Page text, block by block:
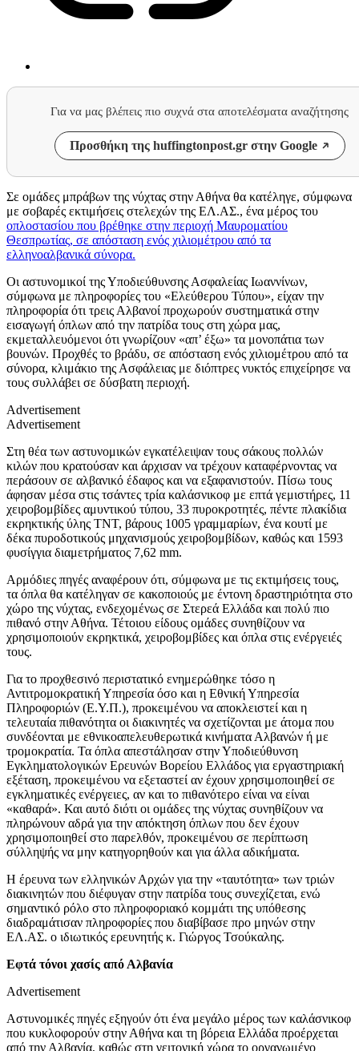
Για να μας βλέπεις πιο συχνά στα αποτελέσματα αναζήτησης
Προσθήκη της huffingtonpost.gr στην Google
Σε ομάδες μπράβων της νύχτας στην Αθήνα θα κατέληγε, σύμφωνα
με σοβαρές εκτιμήσεις στελεχών της ΕΛ.ΑΣ., ένα μέρος του
οπλοστασίου που βρέθηκε στην περιοχή Μαυροματίου
Θεσπρωτίας, σε απόσταση ενός χιλιομέτρου από τα
ελληνοαλβανικά σύνορα.
Οι αστυνομικοί της Υποδιεύθυνσης Ασφαλείας Ιωαννίνων,
σύμφωνα με πληροφορίες του «Ελεύθερου Τύπου», είχαν την
πληροφορία ότι τρεις Αλβανοί προχωρούν συστηματικά στην
εισαγωγή όπλων από την πατρίδα τους στη χώρα μας,
εκμεταλλευόμενοι ότι γνωρίζουν «απ’ έξω» τα μονοπάτια των
βουνών. Προχθές το βράδυ, σε απόσταση ενός χιλιομέτρου από τα
σύνορα, κλιμάκιο της Ασφάλειας με διόπτρες νυκτός επιχείρησε να
τους συλλάβει σε δύσβατη περιοχή.
Advertisement
Advertisement
Στη θέα των αστυνομικών εγκατέλειψαν τους σάκους πολλών
κιλών που κρατούσαν και άρχισαν να τρέχουν καταφέρνοντας να
περάσουν σε αλβανικό έδαφος και να εξαφανιστούν. Πίσω τους
άφησαν μέσα στις τσάντες τρία καλάσνικοφ με επτά γεμιστήρες, 11
χειροβομβίδες αμυντικού τύπου, 33 πυροκροτητές, πέντε πλακίδια
εκρηκτικής ύλης TNT, βάρους 1005 γραμμαρίων, ένα κουτί με
δέκα πυροδοτικούς μηχανισμούς χειροβομβίδων, καθώς και 1593
φυσίγγια διαμετρήματος 7,62 mm.
Αρμόδιες πηγές αναφέρουν ότι, σύμφωνα με τις εκτιμήσεις τους,
τα όπλα θα κατέληγαν σε κακοποιούς με έντονη δραστηριότητα στο
χώρο της νύχτας, ενδεχομένως σε Στερεά Ελλάδα και πολύ πιο
πιθανό στην Αθήνα. Τέτοιου είδους ομάδες συνηθίζουν να
χρησιμοποιούν εκρηκτικά, χειροβομβίδες και όπλα στις ενέργειές
τους.
Για το προχθεσινό περιστατικό ενημερώθηκε τόσο η
Αντιτρομοκρατική Υπηρεσία όσο και η Εθνική Υπηρεσία
Πληροφοριών (Ε.Υ.Π.), προκειμένου να αποκλειστεί και η
τελευταία πιθανότητα οι διακινητές να σχετίζονται με άτομα που
συνδέονται με εθνικοαπελευθερωτικά κινήματα Αλβανών ή με
τρομοκρατία. Τα όπλα απεστάλησαν στην Υποδιεύθυνση
Εγκληματολογικών Ερευνών Βορείου Ελλάδος για εργαστηριακή
εξέταση, προκειμένου να εξεταστεί αν έχουν χρησιμοποιηθεί σε
εγκληματικές ενέργειες, αν και το πιθανότερο είναι να είναι
«καθαρά». Και αυτό διότι οι ομάδες της νύχτας συνηθίζουν να
πληρώνουν αδρά για την απόκτηση όπλων που δεν έχουν
χρησιμοποιηθεί στο παρελθόν, προκειμένου σε περίπτωση
σύλληψής να μην κατηγορηθούν και για άλλα αδικήματα.
Η έρευνα των ελληνικών Αρχών για την «ταυτότητα» των τριών
διακινητών που διέφυγαν στην πατρίδα τους συνεχίζεται, ενώ
σημαντικό ρόλο στο πληροφοριακό κομμάτι της υπόθεσης
διαδραμάτισαν πληροφορίες που διαβίβασε προ μηνών στην
ΕΛ.ΑΣ. ο ιδιωτικός ερευνητής κ. Γιώργος Τσούκαλης.
Εφτά τόνοι χασίς από Αλβανία
Advertisement
Αστυνομικές πηγές εξηγούν ότι ένα μεγάλο μέρος των καλάσνικοφ
που κυκλοφορούν στην Αθήνα και τη βόρεια Ελλάδα προέρχεται
από την Αλβανία, καθώς στη γειτονική χώρα το οργανωμένο